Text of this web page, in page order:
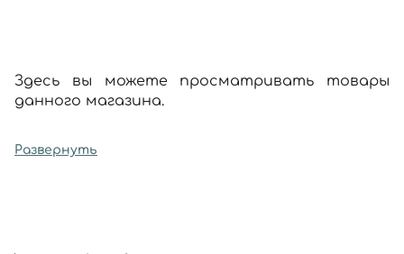
Здесь вы можете просматривать товары
данного магазина.
Развернуть